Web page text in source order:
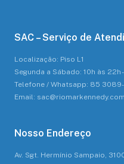
SAC – Serviço de
Localização: Piso L1
Segunda a Sábado: 10h às 22h
Telefone / Whatsapp: 85
Email:
Nosso Endereço
Av. Sgt. Hermínio Sampaio,